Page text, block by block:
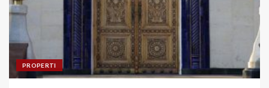
PROPERTI